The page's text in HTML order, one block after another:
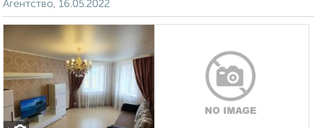
Агентство, 16.05.2022